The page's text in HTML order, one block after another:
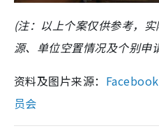
(注：以上个案仅供参考，
源、单位空置情况及个别申
资料及图片来源：
员会